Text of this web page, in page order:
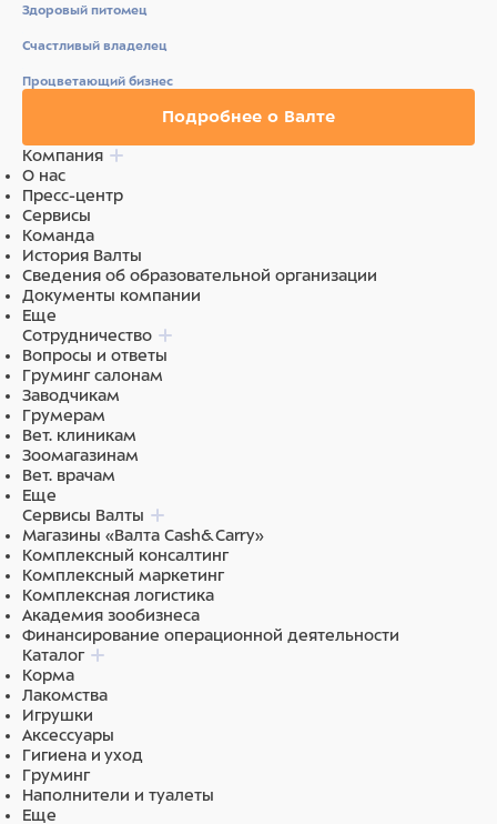
Здоровый питомец
Счастливый владелец
Процветающий бизнес
Подробнее о Валте
Компания
О нас
Пресс-центр
Сервисы
Команда
История Валты
Сведения об образовательной организации
Документы компании
Еще
Сотрудничество
Вопросы и ответы
Груминг салонам
Заводчикам
Грумерам
Вет. клиникам
Зоомагазинам
Вет. врачам
Еще
Сервисы Валты
Магазины «Валта Cash&Carry»
Комплексный консалтинг
Комплексный маркетинг
Комплексная логистика
Академия зообизнеса
Финансирование операционной деятельности
Каталог
Корма
Лакомства
Игрушки
Аксессуары
Гигиена и уход
Груминг
Наполнители и туалеты
Еще